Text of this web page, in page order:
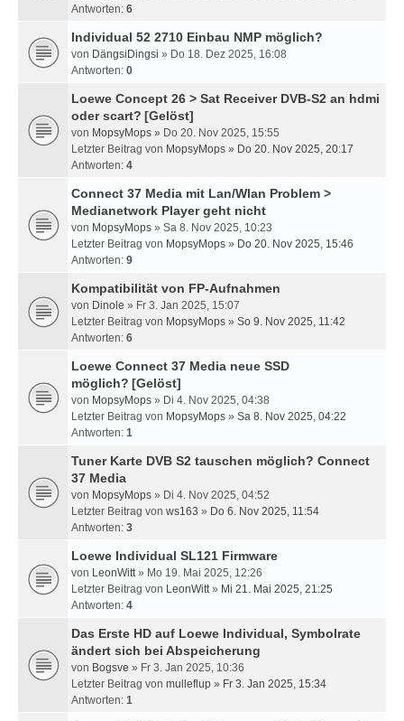
Antworten: 6
Individual 52 2710 Einbau NMP möglich?
von DängsiDingsi » Do 18. Dez 2025, 16:08
Antworten: 0
Loewe Concept 26 > Sat Receiver DVB-S2 an hdmi
oder scart? [Gelöst]
von MopsyMops » Do 20. Nov 2025, 15:55
Letzter Beitrag von MopsyMops » Do 20. Nov 2025, 20:17
Antworten: 4
Connect 37 Media mit Lan/Wlan Problem >
Medianetwork Player geht nicht
von MopsyMops » Sa 8. Nov 2025, 10:23
Letzter Beitrag von MopsyMops » Do 20. Nov 2025, 15:46
Antworten: 9
Kompatibilität von FP-Aufnahmen
von Dinole » Fr 3. Jan 2025, 15:07
Letzter Beitrag von MopsyMops » So 9. Nov 2025, 11:42
Antworten: 6
Loewe Connect 37 Media neue SSD
möglich? [Gelöst]
von MopsyMops » Di 4. Nov 2025, 04:38
Letzter Beitrag von MopsyMops » Sa 8. Nov 2025, 04:22
Antworten: 1
Tuner Karte DVB S2 tauschen möglich? Connect
37 Media
von MopsyMops » Di 4. Nov 2025, 04:52
Letzter Beitrag von ws163 » Do 6. Nov 2025, 11:54
Antworten: 3
Loewe Individual SL121 Firmware
von LeonWitt» Mo 19. Mai 2025, 12:26
Letzter Beitrag von LeonWitt» Mi 21. Mai 2025, 21:25
Antworten: 4
Das Erste HD auf Loewe Individual, Symbolrate
ändert sich bei Abspeicherung
von Bogsve » Fr 3. Jan 2025, 10:36
Letzter Beitrag von mulleflup » Fr 3. Jan 2025, 15:34
Antworten: 1